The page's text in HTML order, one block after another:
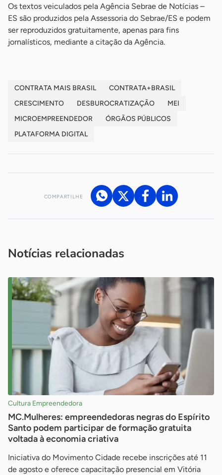
Os textos veiculados pela Agência Sebrae de Notícias –
ES são produzidos pela Assessoria do Sebrae/ES e podem
ser reproduzidos gratuitamente, apenas para fins
jornalísticos, mediante a citação da Agência.
CONTRATA MAIS BRASIL
CONTRATA+BRASIL
CRESCIMENTO
DESBUROCRATIZAÇÃO
MEI
MICROEMPREENDEDOR
ÓRGÃOS PÚBLICOS
PLATAFORMA DIGITAL
COMPARTILHE
Notícias relacionadas
Cultura Empreendedora
MC.Mulheres: empreendedoras negras do Espírito
Santo podem participar de formação gratuita
voltada à economia criativa
Iniciativa do Movimento Cidade recebe inscrições até 11
de agosto e oferece capacitação presencial em Vitória